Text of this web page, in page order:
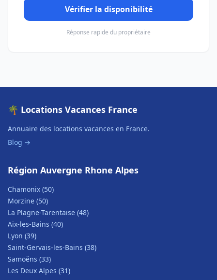
Vérifier la disponibilité
Réponse rapide du propriétaire
🌴 Locations Vacances France
Annuaire des locations vacances en France.
Blog →
Région Auvergne Rhone Alpes
Chamonix (50)
Morzine (50)
La Plagne-Tarentaise (48)
Aix-les-Bains (40)
Lyon (39)
Saint-Gervais-les-Bains (38)
Samoëns (33)
Les Deux Alpes (31)